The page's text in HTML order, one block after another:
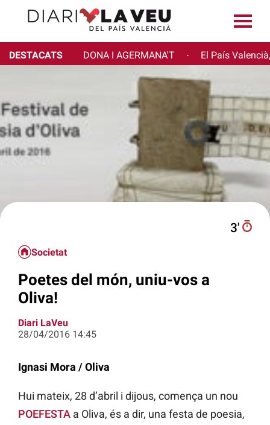
DESTACATS DONA I AGERMANA'T · El País
3′
Societat
Poetes del món, uniu-vos a
Oliva!
Diari LaVeu
28/04/2016 14:45
Ignasi Mora / Oliva
Hui mateix, 28 d’abril i dijous, comença un nou
POEFESTA a Oliva, és a dir, una festa de poesia,